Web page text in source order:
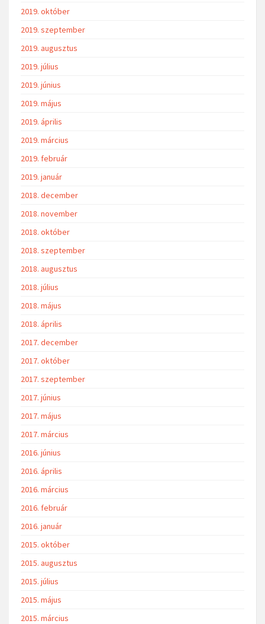
2019. október
2019. szeptember
2019. augusztus
2019. július
2019. június
2019. május
2019. április
2019. március
2019. február
2019. január
2018. december
2018. november
2018. október
2018. szeptember
2018. augusztus
2018. július
2018. május
2018. április
2017. december
2017. október
2017. szeptember
2017. június
2017. május
2017. március
2016. június
2016. április
2016. március
2016. február
2016. január
2015. október
2015. augusztus
2015. július
2015. május
2015. március